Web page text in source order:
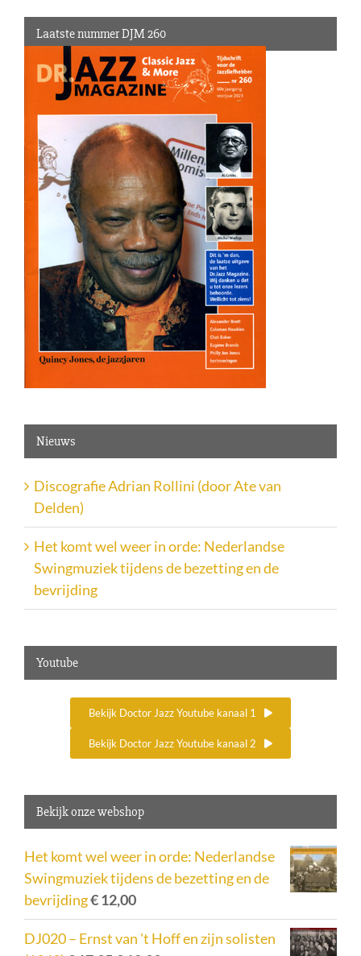
Laatste nummer DJM 260
Nieuws
Discografie Adrian Rollini (door Ate van
Delden)
Het komt wel weer in orde: Nederlandse
Swingmuziek tijdens de bezetting en de
bevrijding
Youtube
Bekijk Doctor Jazz Youtube kanaal 1
Bekijk Doctor Jazz Youtube kanaal 2
Bekijk onze webshop
Het komt wel weer in orde: Nederlandse
Swingmuziek tijdens de bezetting en de
bevrijding€12,00
DJ020 – Ernst van 't Hoff en zijn solisten